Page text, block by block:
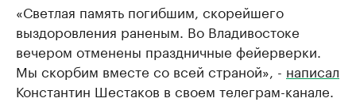
«Светлая память погибшим, скорейшего
выздоровления раненым. Во Владивостоке
вечером отменены праздничные фейерверки.
Мы скорбим вместе со всей страной», - написал
Константин Шестаков в своем телеграм-канале.